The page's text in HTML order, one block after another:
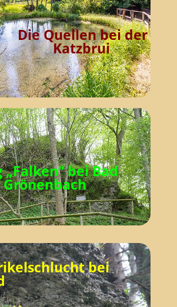
Die Quellen bei der
„Falken“bei Bad
Grönenbach
bei